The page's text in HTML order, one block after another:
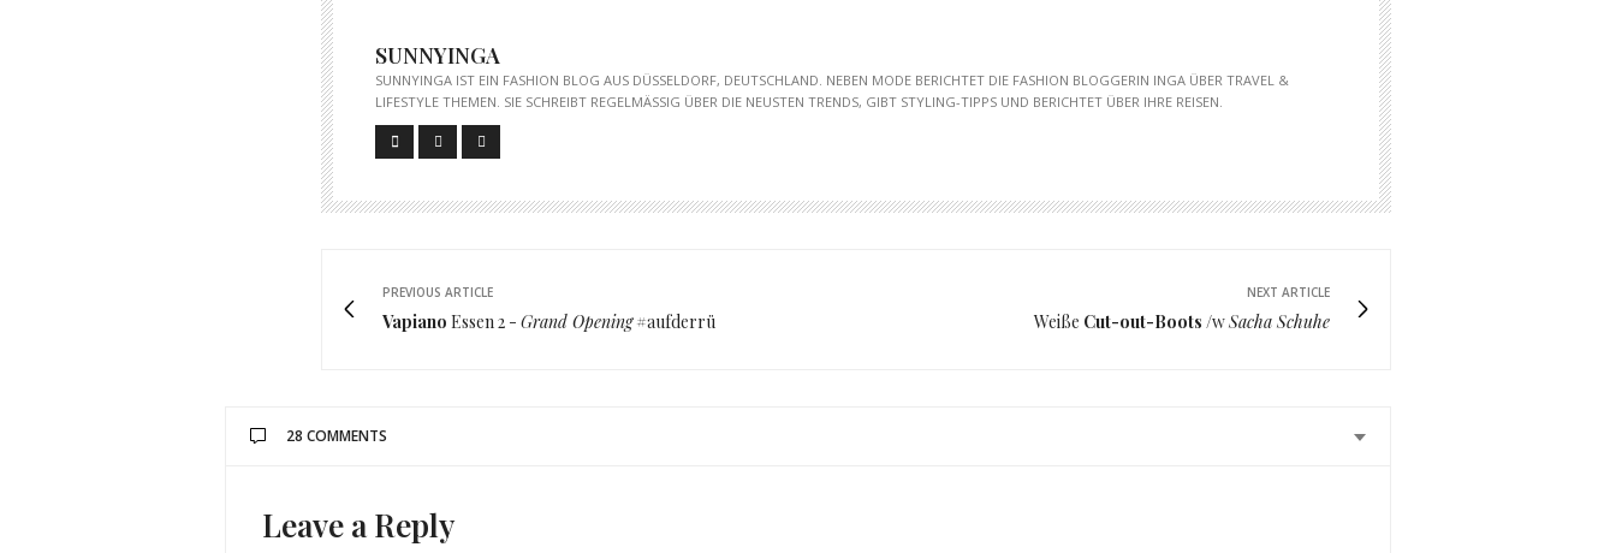
SUNNYINGA
SUNNYINGA IST EIN FASHION BLOG AUS DÜSSELDORF, DEUTSCHLAND. NEBEN MODE BERICHTET DIE FASHION BLOGGERIN INGA ÜBER TRAVEL &
LIFESTYLE THEMEN. SIE SCHREIBT REGELMÄSSIG ÜBER DIE NEUSTEN TRENDS, GIBT STYLING-TIPPS UND BERICHTET ÜBER IHRE REISEN.
PREVIOUS ARTICLE
Vapiano Essen 2 - Grand Opening#aufderrü
NEXT ARTICLE
Weiße Cut-out-Boots /wSacha Schuhe
28 COMMENTS
DJULIA SAGT:
What lovely backpacks! So interesting look!
Leave a Reply